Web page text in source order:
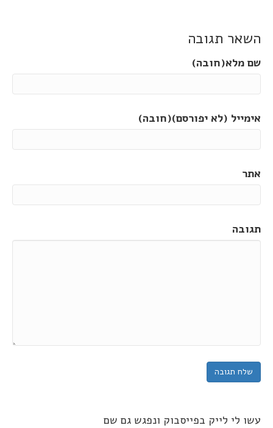
השאר תגובה
שם מלא(חובה)
אימייל (לא יפורסם)(חובה)
אתר
תגובה
עשו לי לייק בפייסבוק ונפגש גם שם